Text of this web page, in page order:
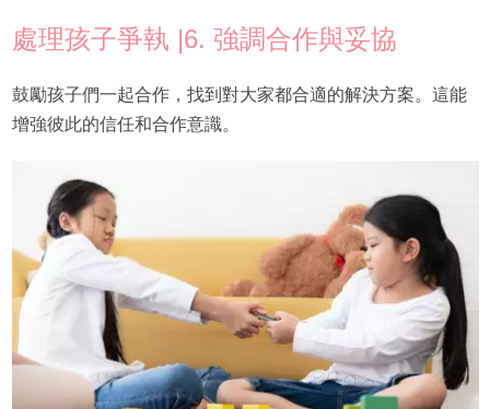
處理孩子爭執 |6. 強調合作與妥協
鼓勵孩子們一起合作，找到對大家都合適的解決方案。這能
增強彼此的信任和合作意識。